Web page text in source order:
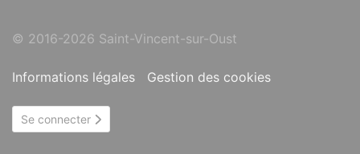
© 2016-2026 Saint-Vincent-sur-Oust
Informations légales Gestion des cookies
Se connecter